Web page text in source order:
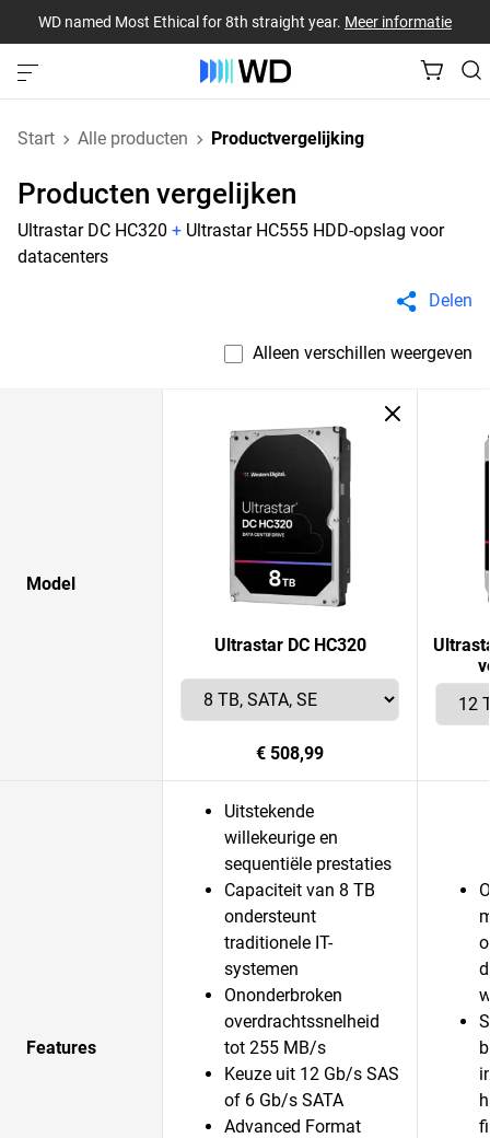
WD named Most Ethical for 8th straight year. Meer informatie
Start Alle producten Productvergelijking
Producten vergelijken
Ultrastar DC HC320 + Ultrastar HC555 HDD-opslag voor
datacenters
Delen
Alleen verschillen weergeven
Model
Ultrastar DC HC320
€ 508,99
Features
Uitstekende
willekeurige en
sequentiële prestaties
Capaciteit van 8 TB
ondersteunt
traditionele IT-
systemen
Ononderbroken
overdrachtssnelheid
tot 255 MB/s
Keuze uit 12 Gb/s SAS
of 6 Gb/s SATA
Advanced Format